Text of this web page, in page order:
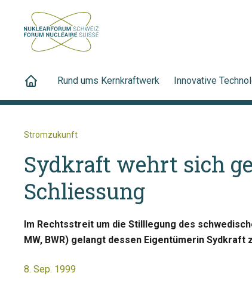
Rund ums Kernkraftwerk Innovative
Stromzukunft
Sydkraft wehrt sich
Schliessung
Im Rechtsstreit um die Stilllegung des
MW, BWR) gelangt dessen Eigentümerin Sydkraft
8. Sep. 1999